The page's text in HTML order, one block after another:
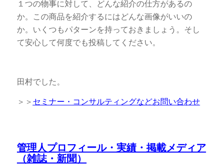
１つの物事に対して、どんな紹介の仕方があるの
か。この商品を紹介するにはどんな画像がいいの
か。いくつもパターンを持っておきましょう。そし
て安心して何度でも投稿してください。
田村でした。
＞＞ セミナー・コンサルティングなどお問い合わせ
管理人プロフィール・実績・掲載メディア
（雑誌・新聞）